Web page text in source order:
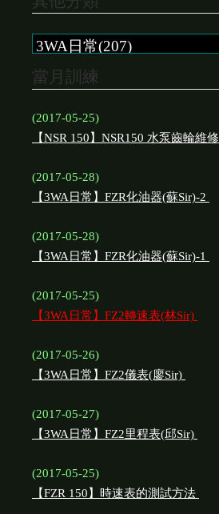
當月訓練
(2017-05-25)
【NSR 150】NSR150 水泵齒輪維修
(2017-05-28)
【3WA日常】FZR化油器(蘇Sir)-2
(2017-05-28)
【3WA日常】FZR化油器(蘇Sir)-1
(2017-05-25)
【3WA日常】FZ2轉速表(林Sir)
(2017-05-26)
【3WA日常】FZ2儀表(廖Sir)
(2017-05-27)
【3WA日常】FZ2里程表(邱Sir)
(2017-05-25)
【FZR 150】時速表的測試方法